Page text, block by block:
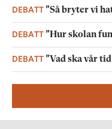
DEBATT”Så bryter vi
DEBATT”Hur skolan
DEBATT”Vad ska vår